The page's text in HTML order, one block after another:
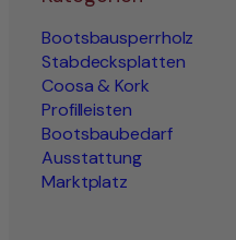
Bootsbausperrholz
Stabdecksplatten
Coosa & Kork
Profilleisten
Bootsbaubedarf
Ausstattung
Marktplatz